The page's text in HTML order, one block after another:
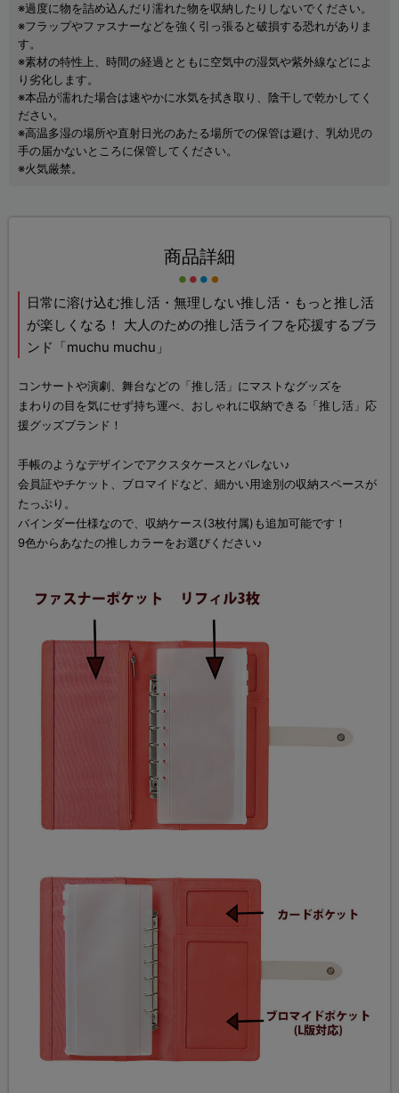
※過度に物を詰め込んだり濡れた物を収納したりしないでください。
※フラップやファスナーなどを強く引っ張ると破損する恐れがありま
す。
※素材の特性上、時間の経過とともに空気中の湿気や紫外線などによ
り劣化します。
※本品が濡れた場合は速やかに水気を拭き取り、陰干しで乾かしてく
ださい。
※高温多湿の場所や直射日光のあたる場所での保管は避け、乳幼児の
手の届かないところに保管してください。
※火気厳禁。
商品詳細
日常に溶け込む推し活・無理しない推し活・もっと推し活
が楽しくなる！ 大人のための推し活ライフを応援するブラ
ンド「muchu muchu」
コンサートや演劇、舞台などの「推し活」にマストなグッズを
まわりの目を気にせず持ち運べ、おしゃれに収納できる「推し活」応
援グッズブランド！
手帳のようなデザインでアクスタケースとバレない♪
会員証やチケット、ブロマイドなど、細かい用途別の収納スペースが
たっぷり。
バインダー仕様なので、収納ケース(3枚付属)も追加可能です！
9色からあなたの推しカラーをお選びください♪